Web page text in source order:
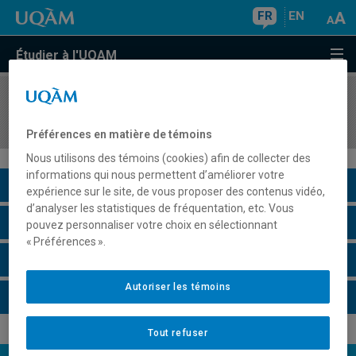
FR EN
Étudier à l'UQAM
COURS//
Description du cours
Horaire - Été 2026
Préférences en matière de témoins
Nous utilisons des témoins (cookies) afin de collecter des
informations qui nous permettent d’améliorer votre
expérience sur le site, de vous proposer des contenus vidéo,
d’analyser les statistiques de fréquentation, etc. Vous
pouvez personnaliser votre choix en sélectionnant
« Préférences ».
Tout refuser
Autoriser les témoins